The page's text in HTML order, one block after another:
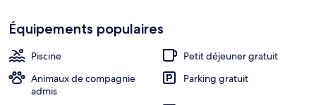
Équipements populaires
Piscine
Petit déjeuner gratuit
Animaux de compagnie
admis
Parking gratuit